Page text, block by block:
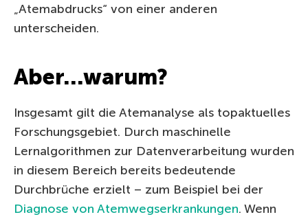
„Atemabdrucks“ von einer anderen
unterscheiden.
Aber…warum?
Insgesamt gilt die Atemanalyse als topaktuelles
Forschungsgebiet. Durch maschinelle
Lernalgorithmen zur Datenverarbeitung wurden
in diesem Bereich bereits bedeutende
Durchbrüche erzielt – zum Beispiel bei der
Diagnose von Atemwegserkrankungen. Wenn